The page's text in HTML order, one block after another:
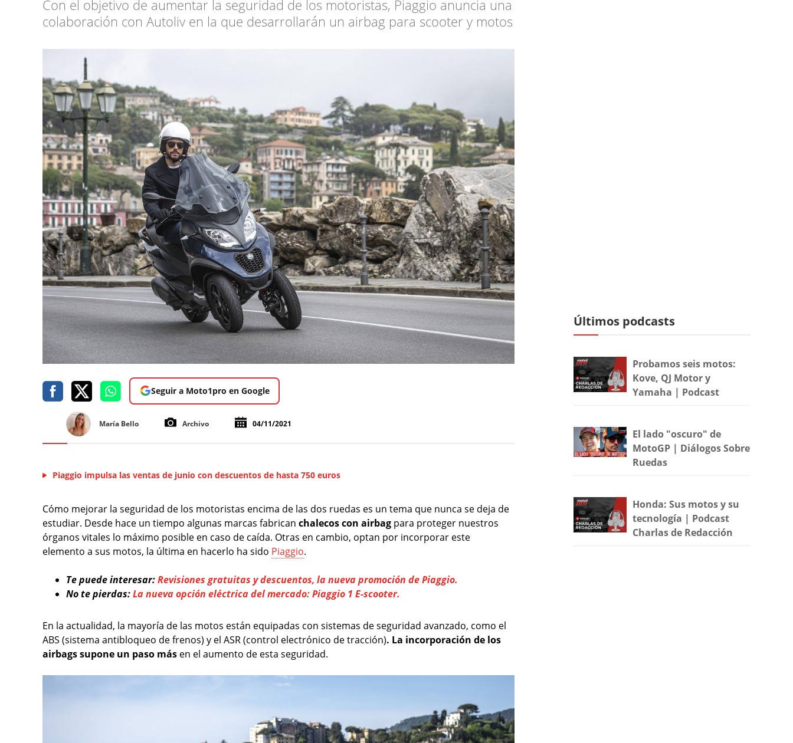
Con el objetivo de aumentar la seguridad de los motoristas, Piaggio anuncia una
colaboración con Autoliv en la que desarrollarán un airbag para scooter y motos
Seguir a Moto1pro en Google
María Bello Archivo 04/11/2021
Piaggio impulsa las ventas de junio con descuentos de hasta 750 euros
Cómo mejorar la seguridad de los motoristas encima de las dos ruedas es un tema que nunca se deja de
estudiar. Desde hace un tiempo algunas marcas fabrican chalecos con airbag para proteger nuestros
órganos vitales lo máximo posible en caso de caída. Otras en cambio, optan por incorporar este
elemento a sus motos, la última en hacerlo ha sido Piaggio.
Te puede interesar:Revisiones gratuitas y descuentos, la nueva promoción de Piaggio.
No te pierdas:La nueva opción eléctrica del mercado: Piaggio 1 E-scooter.
En la actualidad, la mayoría de las motos están equipadas con sistemas de seguridad avanzado, como el
ABS (sistema antibloqueo de frenos) y el ASR (control electrónico de tracción). La incorporación de los
airbags supone un paso más en el aumento de esta seguridad.
Últimos podcasts
Probamos seis motos:
Kove, QJ Motor y
Yamaha | Podcast
El lado "oscuro" de
MotoGP | Diálogos Sobre
Ruedas
Honda: Sus motos y su
tecnología | Podcast
Charlas de Redacción